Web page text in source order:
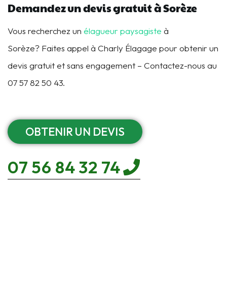
Demandez un devis gratuit à Sorèze
Vous recherchez un élagueur paysagiste à
Sorèze? Faites appel à Charly Élagage pour obtenir un
devis gratuit et sans engagement – Contactez-nous au
07 57 82 50 43.
OBTENIR UN DEVIS
07 56 84 32 74